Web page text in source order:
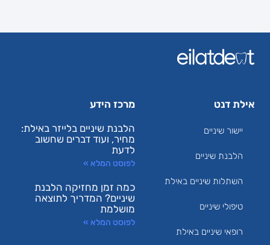
אילת דנט
יישור שיניים
הלבנת שיניים
השתלות שיניים באילת
טיפולי שיניים
רופאי שיניים באילת
מרכז הידע
הלבנת שיניים בלייזר באילת:
מחיר, ועוד דברים שחשוב
לדעת
לפוסט המלא »
כמה זמן מחזיקה הלבנת
שיניים? המדריך לתוצאה
מושלמת
לפוסט המלא »